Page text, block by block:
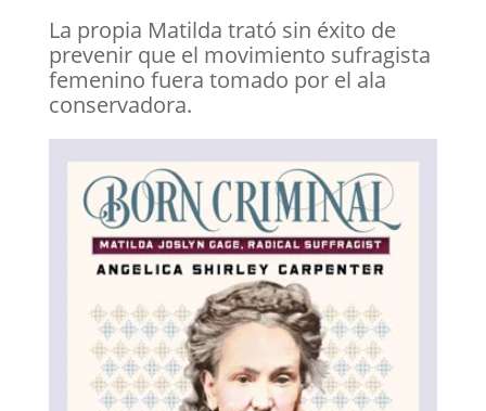
La propia Matilda trató sin éxito de
prevenir que el movimiento sufragista
femenino fuera tomado por el ala
conservadora.